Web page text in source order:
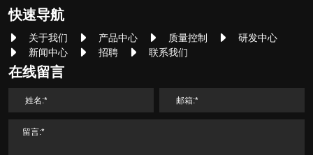
快速导航
关于我们 产品中心 质量控制
研发中心
新闻中心
招聘 联系我们
在线留言